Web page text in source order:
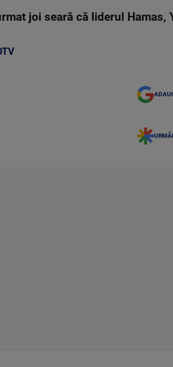
joi seară că liderul